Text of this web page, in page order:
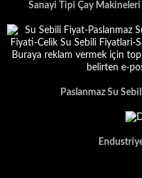
Sanayi Tipi Çay Makineleri
Paslanmaz Su